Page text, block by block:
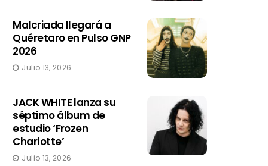
Malcriada llegará a
Quéretaro en Pulso GNP
2026
Julio 13, 2026
JACK WHITE lanza su
séptimo álbum de
estudio ‘Frozen
Charlotte’
Julio 13, 2026